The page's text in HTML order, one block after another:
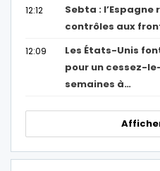
12:12
Sebta :
contrôles aux
12:09
Les États-Unis
pour un cessez-
semaines à…